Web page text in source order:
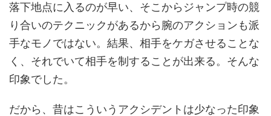
落下地点に入るのが早い、そこからジャンプ時の競
り合いのテクニックがあるから腕のアクションも派
手なモノではない。結果、相手をケガさせることな
く、それでいて相手を制することが出来る。そんな
印象でした。
だから、昔はこういうアクシデントは少なった印象